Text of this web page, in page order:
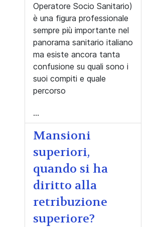
Operatore Socio Sanitario)
è una figura professionale
sempre più importante nel
panorama sanitario italiano
ma esiste ancora tanta
confusione su quali sono i
suoi compiti e quale
percorso
...
Mansioni
superiori,
quando si ha
diritto alla
retribuzione
superiore?